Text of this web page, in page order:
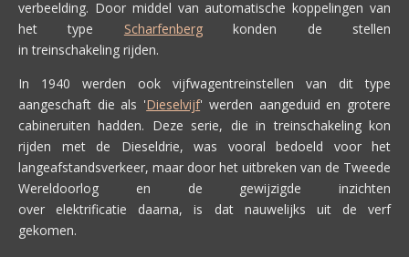
verbeelding. Door middel van automatische koppelingen van
het type Scharfenbergkonden de stellen
in treinschakeling rijden.
In 1940 werden ook vijfwagentreinstellen van dit type
aangeschaft die als 'Dieselvijf' werden aangeduid en grotere
cabineruiten hadden. Deze serie, die in treinschakeling kon
rijden met de Dieseldrie, was vooral bedoeld voor het
langeafstandsverkeer, maar door het uitbreken van de Tweede
Wereldoorlog en de gewijzigde inzichten
over elektrificatie daarna, is dat nauwelijks uit de verf
gekomen.